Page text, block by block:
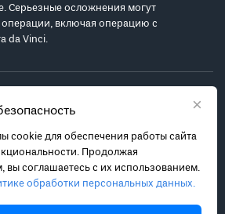
×
cookie для обеспечения работы сайта
Продолжая
вы соглашаетесь с их использованием.
обработки персональных данных.
Серьезные осложнения могут
включая операцию с
da Vinci.
данных